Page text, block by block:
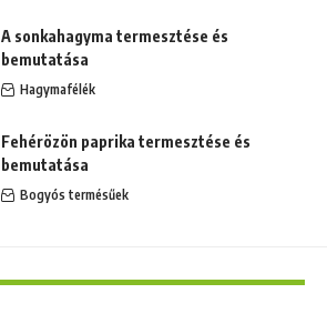
A sonkahagyma termesztése és
bemutatása
Hagymafélék
Fehérözön paprika termesztése és
bemutatása
Bogyós termésűek